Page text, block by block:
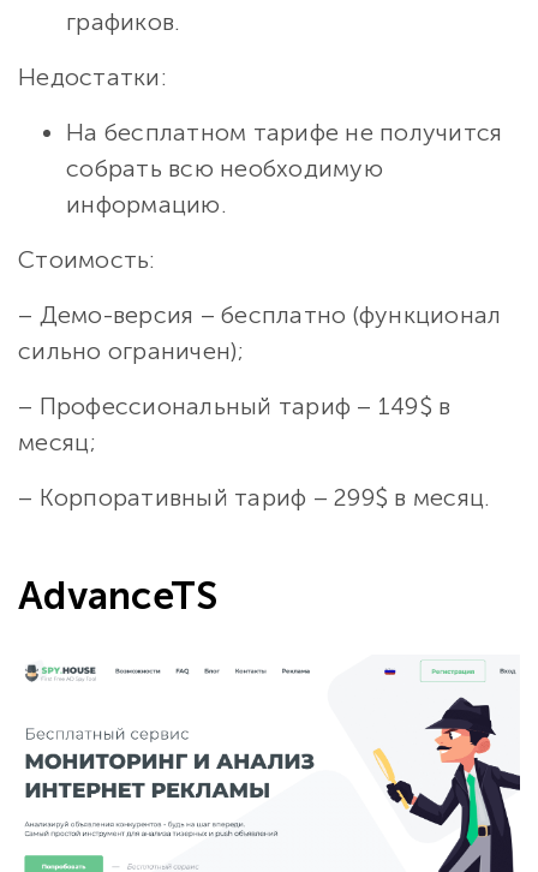
графиков.
Недостатки:
На бесплатном тарифе не получится
собрать всю необходимую
информацию.
Стоимость:
– Демо-версия – бесплатно (функционал
сильно ограничен);
– Профессиональный тариф – 149$ в
месяц;
– Корпоративный тариф – 299$ в месяц.
AdvanceTS